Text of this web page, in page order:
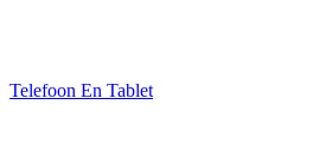
Telefoon En Tablet